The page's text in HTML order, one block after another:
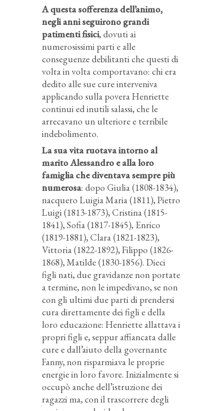
A questa sofferenza dell’animo,
negli anni seguirono grandi
patimenti fisici, dovuti ai
numerosissimi parti e alle
conseguenze debilitanti che questi di
volta in volta comportavano: chi era
dedito alle sue cure interveniva
applicando sulla povera Henriette
continui ed inutili salassi, che le
arrecavano un ulteriore e terribile
indebolimento.
La sua vita ruotava intorno al
marito Alessandro e alla loro
famiglia che diventava sempre più
numerosa: dopo Giulia (1808-1834),
nacquero Luigia Maria (1811), Pietro
Luigi (1813-1873), Cristina (1815-
1841), Sofia (1817-1845), Enrico
(1819-1881), Clara (1821-1823),
Vittoria (1822-1892), Filippo (1826-
1868), Matilde (1830-1856). Dieci
figli nati, due gravidanze non portate
a termine, non le impedivano, se non
con gli ultimi due parti di prendersi
cura direttamente dei figli e della
loro educazione: Henriette allattava i
propri figli e, seppur affiancata dalle
cure e dall’aiuto della governante
Fanny, non risparmiava le proprie
energie in loro favore. Inizialmente si
occupò anche dell’istruzione dei
ragazzi ma, con il trascorrere degli